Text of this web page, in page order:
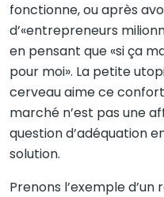
fonctionne, ou après
d’«entrepreneurs
en pensant que «si ça
pour moi». La petite
cerveau aime ce confort
marché n’est pas une
question d’adéquation
solution.
Prenons l’exemple